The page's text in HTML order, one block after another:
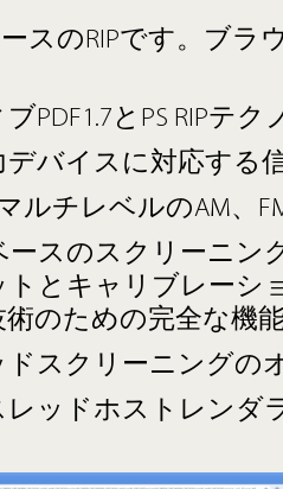
ースのRIPです。ブ
PDF1.7とPS RIPテク
デバイスに対応する
ルチレベルのAM、
ースのスクリーニン
トとキャリブレーシ
のための完全な機
ドスクリーニングの
レッドホストレンダ